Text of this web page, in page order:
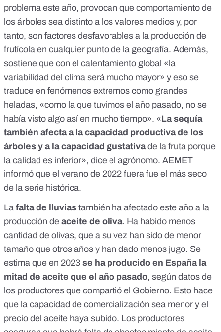
problema este año, provocan que comportamiento de
los árboles sea distinto a los valores medios y, por
tanto, son factores desfavorables a la producción de
frutícola en cualquier punto de la geografía. Además,
sostiene que con el calentamiento global «la
variabilidad del clima será mucho mayor» y eso se
traduce en fenómenos extremos como grandes
heladas, «como la que tuvimos el año pasado, no se
había visto algo así en mucho tiempo». «La sequía
también afecta a la capacidad productiva de los
árboles y a la capacidad gustativa de la fruta porque
la calidad es inferior», dice el agrónomo. AEMET
informó que el verano de 2022 fuera fue el más seco
de la serie histórica.
La falta de lluvias también ha afectado este año a la
producción de aceite de oliva. Ha habido menos
cantidad de olivas, que a su vez han sido de menor
tamaño que otros años y han dado menos jugo. Se
estima que en 2023 se ha producido en España la
mitad de aceite que el año pasado, según datos de
los productores que compartió el Gobierno. Esto hace
que la capacidad de comercialización sea menor y el
precio del aceite haya subido. Los productores